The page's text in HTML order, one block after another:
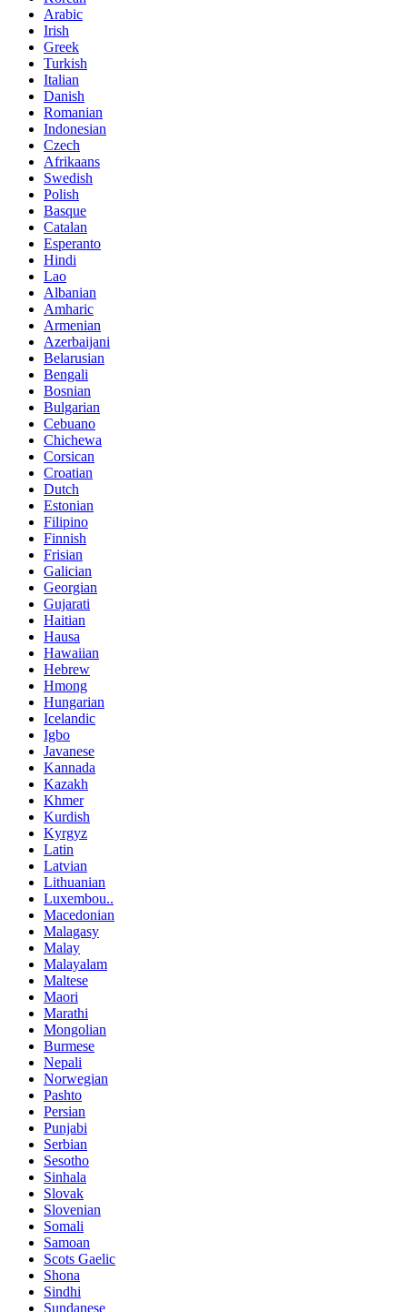
Arabic
Irish
Greek
Turkish
Italian
Danish
Romanian
Indonesian
Czech
Afrikaans
Swedish
Polish
Basque
Catalan
Esperanto
Hindi
Lao
Albanian
Amharic
Armenian
Azerbaijani
Belarusian
Bengali
Bosnian
Bulgarian
Cebuano
Chichewa
Corsican
Croatian
Dutch
Estonian
Filipino
Finnish
Frisian
Galician
Georgian
Gujarati
Haitian
Hausa
Hawaiian
Hebrew
Hmong
Hungarian
Icelandic
Igbo
Javanese
Kannada
Kazakh
Khmer
Kurdish
Kyrgyz
Latin
Latvian
Lithuanian
Luxembou..
Macedonian
Malagasy
Malay
Malayalam
Maltese
Maori
Marathi
Mongolian
Burmese
Nepali
Norwegian
Pashto
Persian
Punjabi
Serbian
Sesotho
Sinhala
Slovak
Slovenian
Somali
Samoan
Scots Gaelic
Shona
Sindhi
Sundanese